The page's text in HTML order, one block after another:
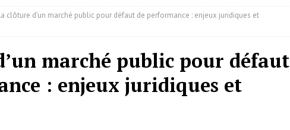
clôture d’un marché public pour défaut de performance : enjeux juridiques et
marché public pour défaut
: enjeux juridiques et